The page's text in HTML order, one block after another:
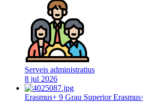
Serveis administratius
8 jul 2026
Erasmus+ 9 Grau Superior